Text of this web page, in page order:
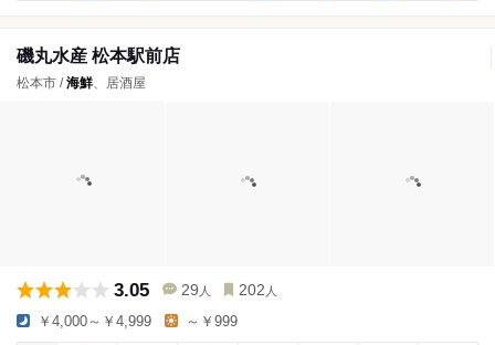
磯丸水産 松本駅前店
松本市 /海鮮、居酒屋
3.05 29 人 202 人
￥4,000～￥4,999 ～￥999